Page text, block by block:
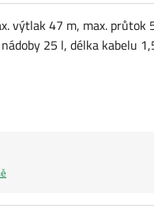
výtlak 47 m, max. průtok
25 l, délka kabelu